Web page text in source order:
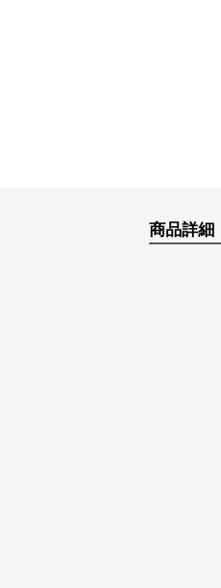
商品詳細